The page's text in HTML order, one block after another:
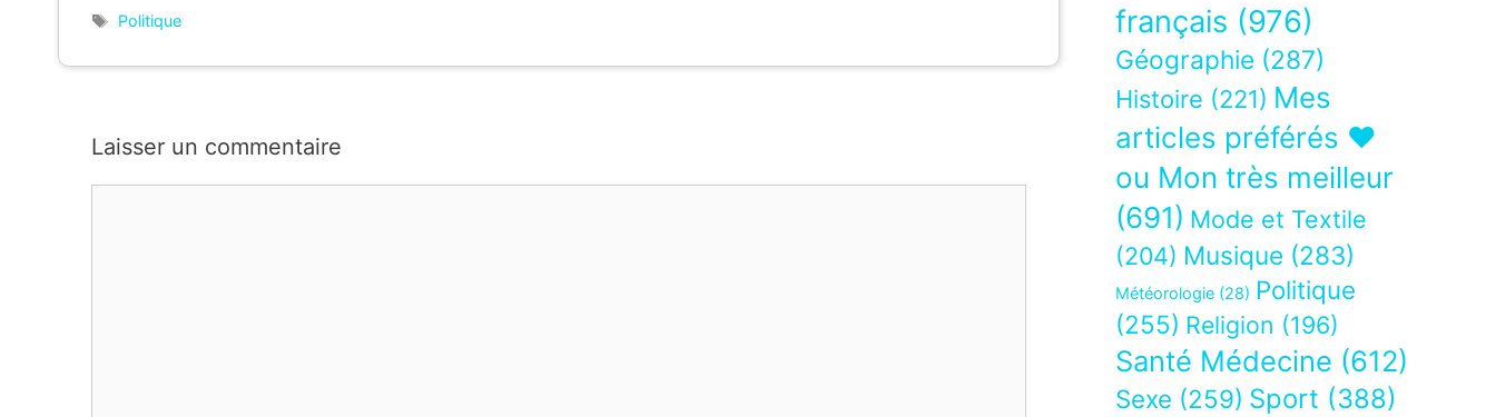
Étiquettes
Politique
Laisser un commentaire
français (976)
Géographie (287)
Histoire (221) Mes
articles préférés ❤
ou Mon très meilleur
(691) Mode et Textile
(204) Musique (283)
Météorologie (28) Politique
(255) Religion (196)
Santé Médecine (612)
Sexe (259) Sport (388)